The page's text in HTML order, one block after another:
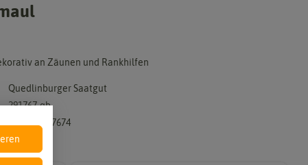
an Zäunen und Rankhilfen
Quedlinburger Saatgut
291767-qb
4050422217674